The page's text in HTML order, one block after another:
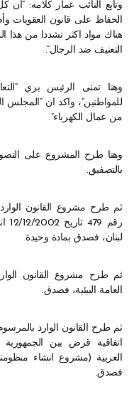
وتابع النائب عمار كلامه:
الحفاظ على قانون العقوبات
هناك مواد اكثر تشددا من هذا
التعنيف ضد الرجال”.
وهنا تمنى الرئيس بري
للمواطنين”، واكد ان
من عمال الكهرباء”.
وهنا طرح المشروع على
بالتصفيق.
لبنان، فصدق بمادة وحيدة.
العامة البيئية، فصدق.
اتفاقية قرض بين الجمهورية
العربية (مشروع انشاء
فصدق.